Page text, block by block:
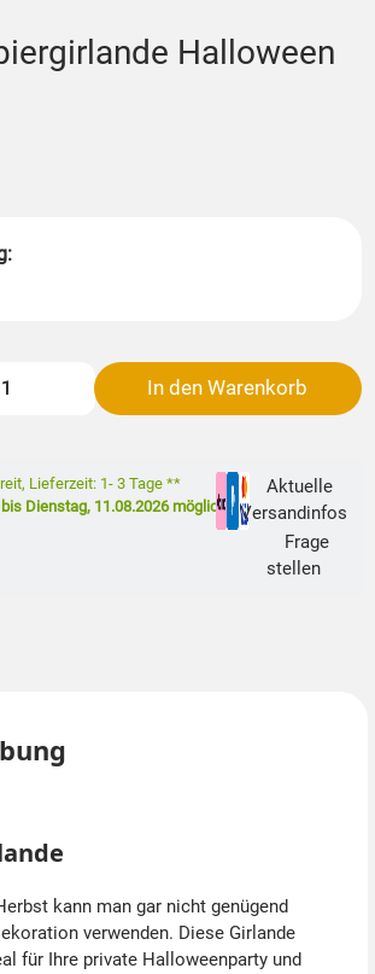
Halloween
In den Warenkorb
, Lieferzeit: 1- 3 Tage **
Dienstag, 11.08.2026möglich
Aktuelle
Versandinfos
Frage
stellen
kann man gar nicht genügend
verwenden. Diese Girlande
für Ihre private Halloweenparty und